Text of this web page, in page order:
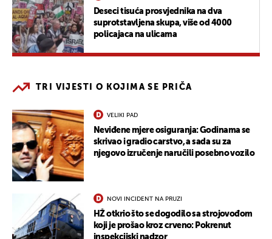
Deseci tisuća prosvjednika na dva
suprotstavljena skupa, više od 4000
policajaca na ulicama
TRI VIJESTI O KOJIMA SE PRIČA
VELIKI PAD
Neviđene mjere osiguranja: Godinama se
skrivao i gradio carstvo, a sada su za
njegovo izručenje naručili posebno vozilo
NOVI INCIDENT NA PRUZI
HŽ otkrio što se dogodilo sa strojovođom
koji je prošao kroz crveno: Pokrenut
inspekcijski nadzor